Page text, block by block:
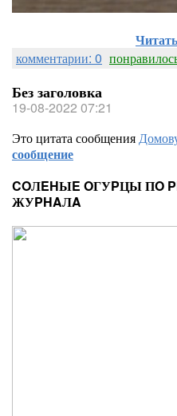
комментарии: 0
Без заголовка
19-08-2022 07:21
Это цитата сообщения
сообщение
COЛEHЫE OГУPЦЫ ПO
ЖУPHAЛA